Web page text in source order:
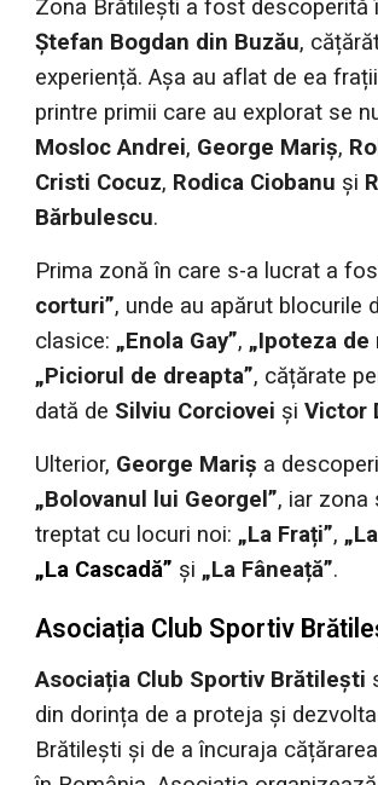
Zona Brătilești a fost descoperită
Ștefan Bogdan din Buzău,
experiență. Așa au aflat de ea
printre primii care au explorat se
Mosloc Andrei, George Mariș,
Cristi Cocuz, Rodica Ciobanu și
Bărbulescu.
Prima zonă în care s-a lucrat a
corturi”, unde au apărut blocurile
clasice: „Enola Gay”, „Ipoteza de
„Piciorul de dreapta”, cățărate
dată de Silviu Corciovei șiVictor
Ulterior, George Mariș a
„Bolovanul lui Georgel”, iar zona
treptat cu locuri noi: „La Frați”,
„La Cascadă” și „La Fâneață”.
Asociația Club Sportiv
Asociația Club Sportiv Brătilești
din dorința de a proteja și
Brătilești și de a încuraja